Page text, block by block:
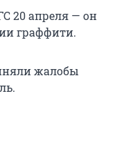
20 апреля — он
граффити.
жалобы